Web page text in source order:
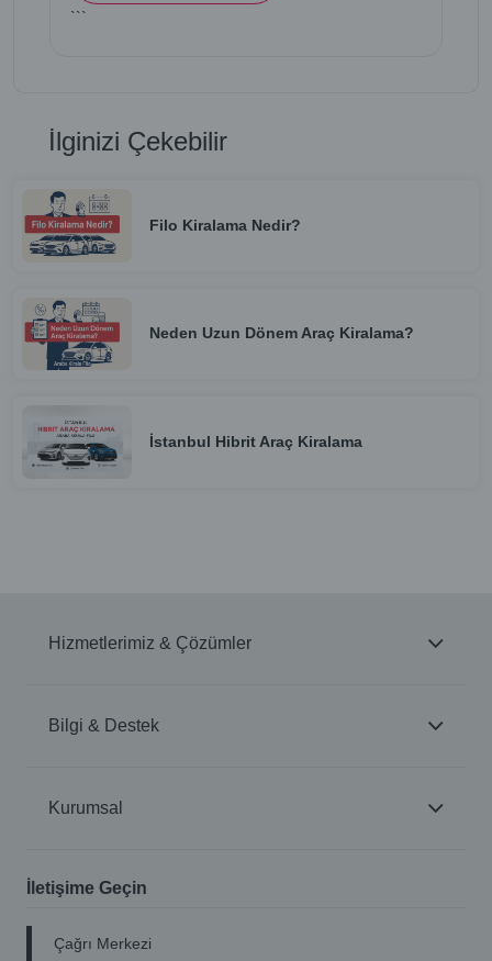
```
İlginizi Çekebilir
Filo Kiralama Nedir?
Neden Uzun Dönem Araç Kiralama?
İstanbul Hibrit Araç Kiralama
Hizmetlerimiz & Çözümler
Bilgi & Destek
Kurumsal
İletişime Geçin
Çağrı Merkezi